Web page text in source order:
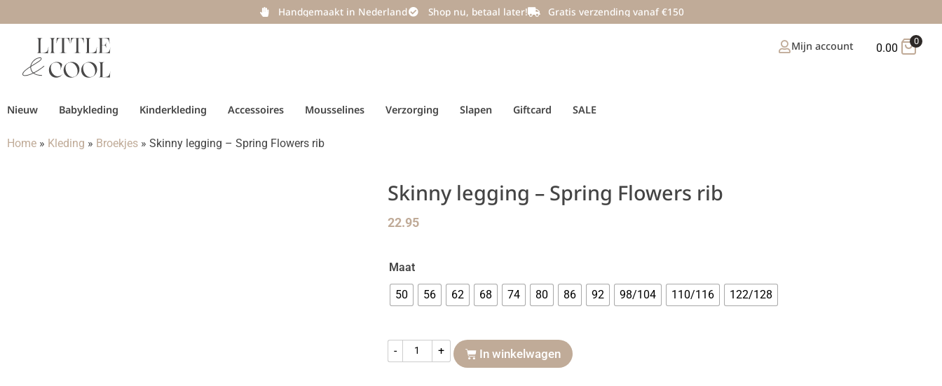
Handgemaakt in Nederland Shop nu, betaal later! Gratis verzending vanaf €150
Mijn account 0.00
0
Nieuw Babykleding Kinderkleding Accessoires Mousselines Verzorging Slapen Giftcard SALE
Home » Kleding » Broekjes » Skinny legging – Spring Flowers rib
Skinny legging – Spring Flowers rib
22.95
Maat
50 56 62 68 74 80 86 92 98/104 110/116 122/128
- + In winkelwagen